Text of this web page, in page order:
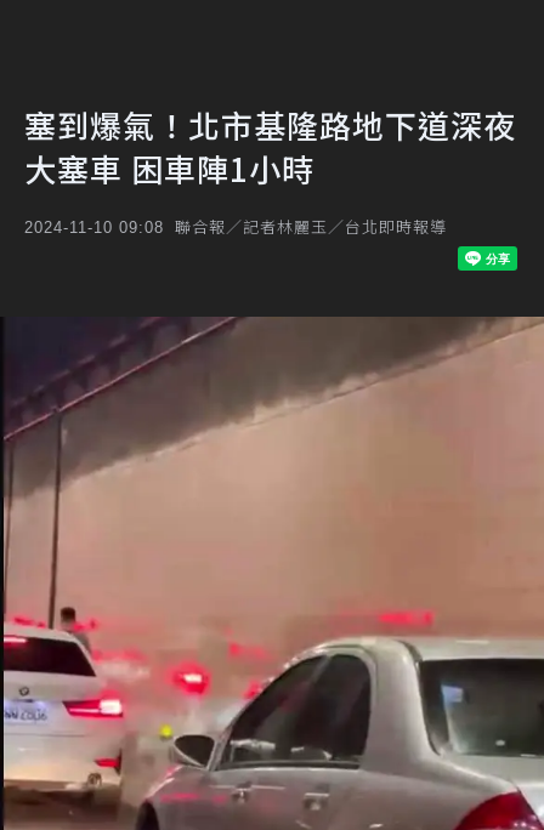
塞到爆氣！北市基隆路地下道深夜
大塞車 困車陣1小時
2024-11-10 09:08 聯合報／記者林麗玉／台北即時報導